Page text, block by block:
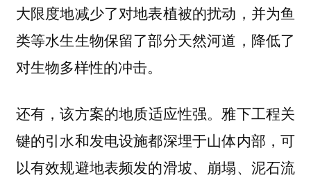
大限度地减少了对地表植被的扰动，并为鱼
类等水生生物保留了部分天然河道，降低了
对生物多样性的冲击。
还有，该方案的地质适应性强。雅下工程关
键的引水和发电设施都深埋于山体内部，可
以有效规避地表频发的滑坡、崩塌、泥石流